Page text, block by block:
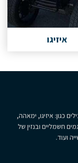
איזיגו
כגון: איזיגו, ימאהה,
חשמליים ובנזין של
ועוד.